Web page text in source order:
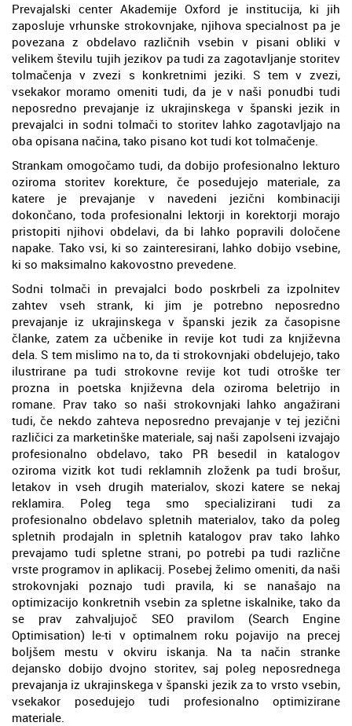
Prevajalski center Akademije Oxford je institucija, ki jih
zaposluje vrhunske strokovnjake, njihova specialnost pa je
povezana z obdelavo različnih vsebin v pisani obliki v
velikem številu tujih jezikov pa tudi za zagotavljanje storitev
tolmačenja v zvezi s konkretnimi jeziki. S tem v zvezi,
vsekakor moramo omeniti tudi, da je v naši ponudbi tudi
neposredno prevajanje iz ukrajinskega v španski jezik in
prevajalci in sodni tolmači to storitev lahko zagotavljajo na
oba opisana načina, tako pisano kot tudi kot tolmačenje.
Strankam omogočamo tudi, da dobijo profesionalno lekturo
oziroma storitev korekture, če posedujejo materiale, za
katere je prevajanje v navedeni jezični kombinaciji
dokončano, toda profesionalni lektorji in korektorji morajo
pristopiti njihovi obdelavi, da bi lahko popravili določene
napake. Tako vsi, ki so zainteresirani, lahko dobijo vsebine,
ki so maksimalno kakovostno prevedene.
Sodni tolmači in prevajalci bodo poskrbeli za izpolnitev
zahtev vseh strank, ki jim je potrebno neposredno
prevajanje iz ukrajinskega v španski jezik za časopisne
članke, zatem za učbenike in revije kot tudi za književna
dela. S tem mislimo na to, da ti strokovnjaki obdelujejo, tako
ilustrirane pa tudi strokovne revije kot tudi otroške ter
prozna in poetska književna dela oziroma beletrijo in
romane. Prav tako so naši strokovnjaki lahko angažirani
tudi, če nekdo zahteva neposredno prevajanje v tej jezični
različici za marketinške materiale, saj naši zapolseni izvajajo
profesionalno obdelavo, tako PR besedil in katalogov
oziroma vizitk kot tudi reklamnih zloženk pa tudi brošur,
letakov in vseh drugih materialov, skozi katere se nekaj
reklamira. Poleg tega smo specializirani tudi za
profesionalno obdelavo spletnih materialov, tako da poleg
spletnih prodajaln in spletnih katalogov prav tako lahko
prevajamo tudi spletne strani, po potrebi pa tudi različne
vrste programov in aplikacij. Posebej želimo omeniti, da naši
strokovnjaki poznajo tudi pravila, ki se nanašajo na
optimizacijo konkretnih vsebin za spletne iskalnike, tako da
se prav zahvaljujoč SEO pravilom (Search Engine
Optimisation) le-ti v optimalnem roku pojavijo na precej
boljšem mestu v okviru iskanja. Na ta način stranke
dejansko dobijo dvojno storitev, saj poleg neposrednega
prevajanja iz ukrajinskega v španski jezik za to vrsto vsebin,
vsekakor posedujejo tudi profesionalno optimizirane
materiale.